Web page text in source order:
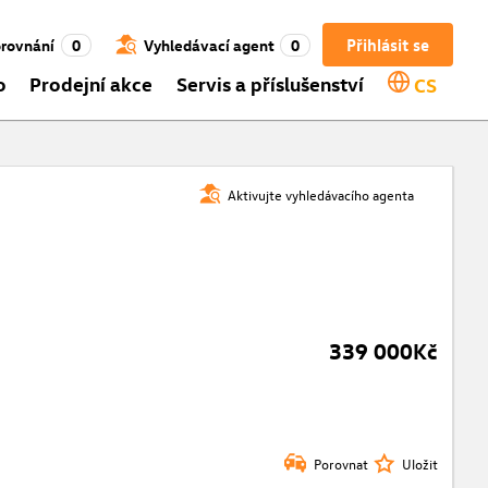
Přihlásit se
0 Vyhledávací agent 0
Prodejní akce Servis a příslušenství CS
Aktivujte vyhledávacího agenta
339 000Kč
Porovnat Uložit